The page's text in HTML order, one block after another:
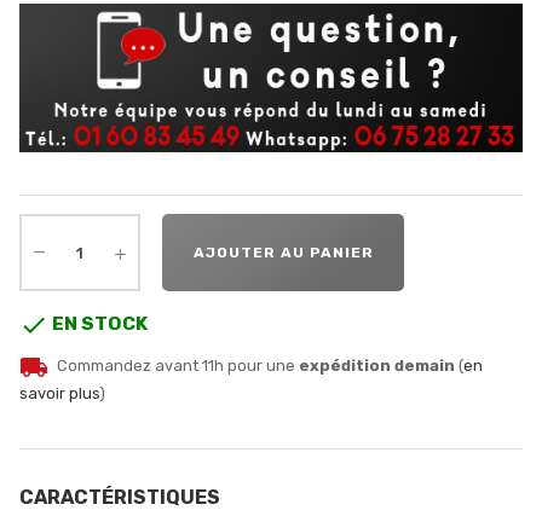
AJOUTER AU PANIER
 EN STOCK
local_shipping Commandez avant 11h pour une expédition demain (en
savoir plus)
CARACTÉRISTIQUES